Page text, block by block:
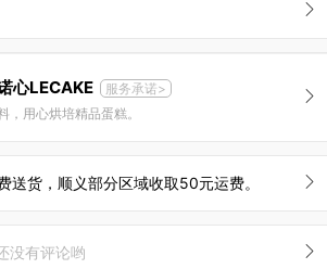
心LECAKE
服务承诺>
，用心烘培精品蛋糕。
送货，顺义部分区域收取50元运费。
没有评论哟